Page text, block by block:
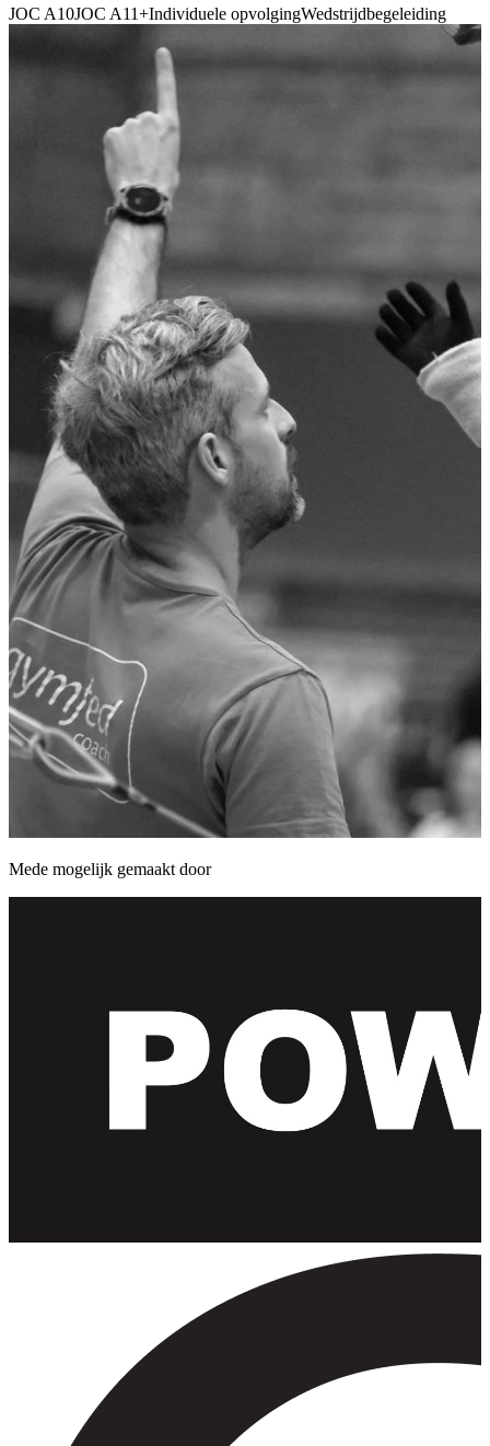
JOC A10JOC A11+Individuele opvolgingWedstrijdbegeleiding
Mede mogelijk gemaakt door